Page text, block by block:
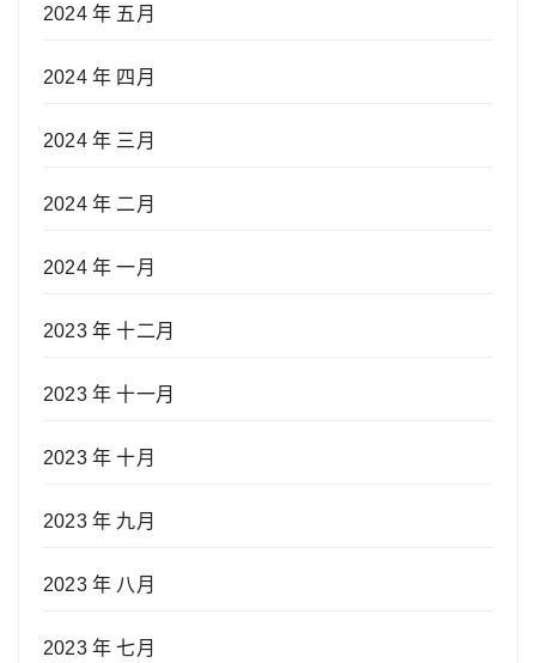
2024 年 五月
2024 年 四月
2024 年 三月
2024 年 二月
2024 年 一月
2023 年 十二月
2023 年 十一月
2023 年 十月
2023 年 九月
2023 年 八月
2023 年 七月